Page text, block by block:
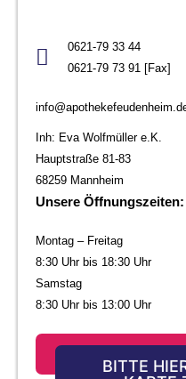
0621-79 33 44
0621-79 73 91 [Fax]
Inh: Eva Wolfmüller e.K.
Hauptstraße 81-83
68259 Mannheim
Unsere Öffnungszeiten:
Montag – Freitag
8:30 Uhr bis 18:30 Uhr
Samstag
8:30 Uhr bis 13:00 Uhr
BITTE